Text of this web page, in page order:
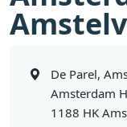
De Parel,
Amsterdam
1188 HK